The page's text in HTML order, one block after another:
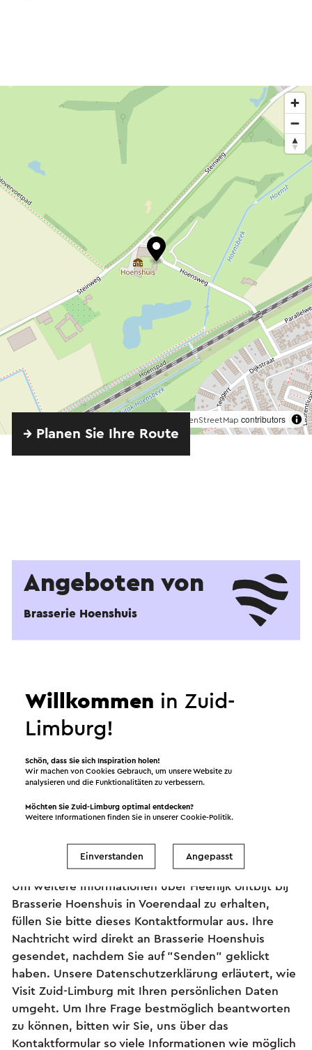
OpenStreetMap contributors
→ Planen Sie Ihre Route
Angeboten von
Brasserie Hoenshuis
Information und Buchung
Stellen Sie Ihre Frage an Brasserie Hoenshuis
Um weitere Informationen über Heerlijk ontbijt bij
Brasserie Hoenshuis in Voerendaal zu erhalten,
füllen Sie bitte dieses Kontaktformular aus. Ihre
Nachtricht wird direkt an Brasserie Hoenshuis
gesendet, nachdem Sie auf "Senden" geklickt
haben. Unsere Datenschutzerklärung erläutert, wie
Visit Zuid-Limburg mit Ihren persönlichen Daten
umgeht. Um Ihre Frage bestmöglich beantworten
zu können, bitten wir Sie, uns über das
Kontaktformular so viele Informationen wie möglich
Willkommen in Zuid-
Limburg!
Schön, dass Sie sich Inspiration holen!
Wir machen von Cookies Gebrauch, um unsere Website zu
analysieren und die Funktionalitäten zu verbessern.
Möchten Sie Zuid-Limburg optimal entdecken?
Weitere Informationen finden Sie in unsererCookie-Politik.
Einverstanden Angepasst